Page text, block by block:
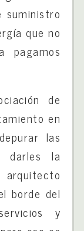
suministro
que no
de
en
las
darles la
borde del
y